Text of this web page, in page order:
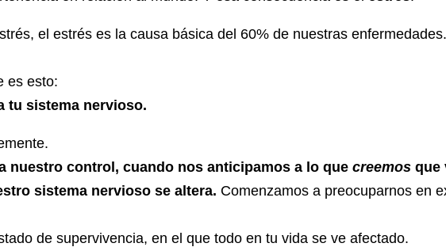
el estrés es la causa básica del 60% de nuestras
es esto:
tu sistema nervioso.
nuestro control, cuando nos anticipamos a lo que creemos que
sistema nervioso se altera. Comenzamos a preocuparnos en
de supervivencia, en el que todo en tu vida se ve afectado.